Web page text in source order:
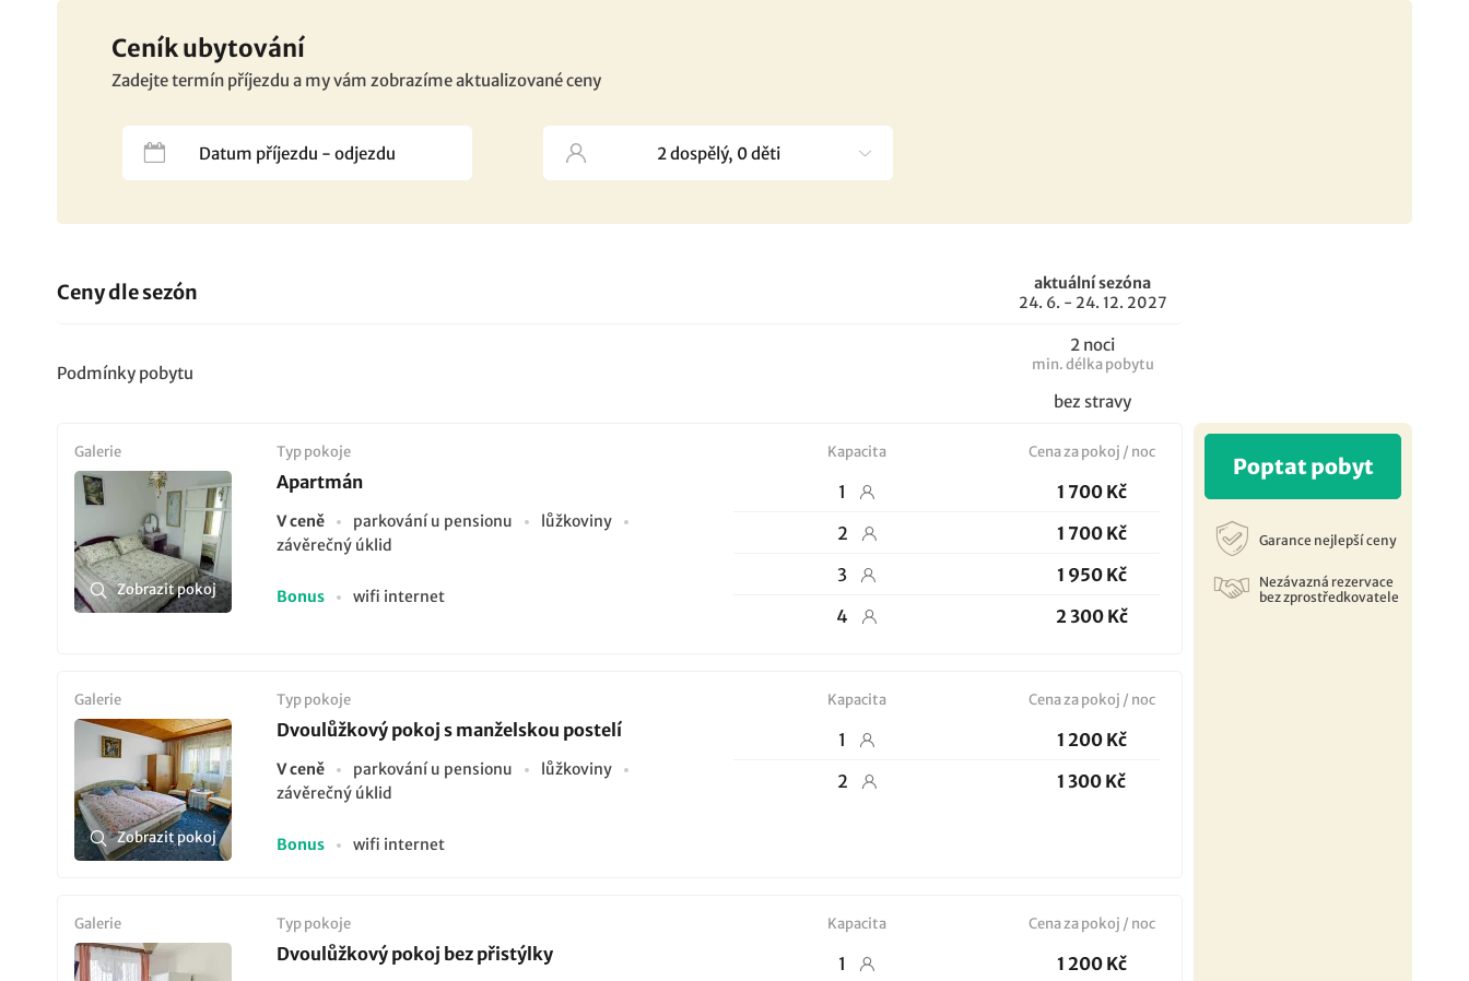
Ceník ubytování
Zadejte termín příjezdu a my vám zobrazíme aktualizované ceny
Ceny dle sezón
aktuální sezóna
24. 6. - 24. 12. 2027
Podmínky pobytu
2 noci
min. délka pobytu
bez stravy
Galerie
Zobrazit pokoj
Typ pokoje
Apartmán
V ceně parkování u pensionu
lůžkoviny
závěrečný úklid
Bonus wifi internet
Kapacita Cena za pokoj / noc
1
1 700 Kč
2
1 700 Kč
3
1 950 Kč
4
2 300 Kč
Galerie
Zobrazit pokoj
Typ pokoje
Dvoulůžkový pokoj s manželskou postelí
V ceně parkování u pensionu
lůžkoviny
závěrečný úklid
Bonus wifi internet
Kapacita Cena za pokoj / noc
1
1 200 Kč
2
1 300 Kč
Galerie Typ pokoje
Dvoulůžkový pokoj bez přistýlky
Kapacita Cena za pokoj / noc
1
1 200 Kč
Poptat pobyt
Garance nejlepší ceny
Nezávazná rezervace
bez zprostředkovatele